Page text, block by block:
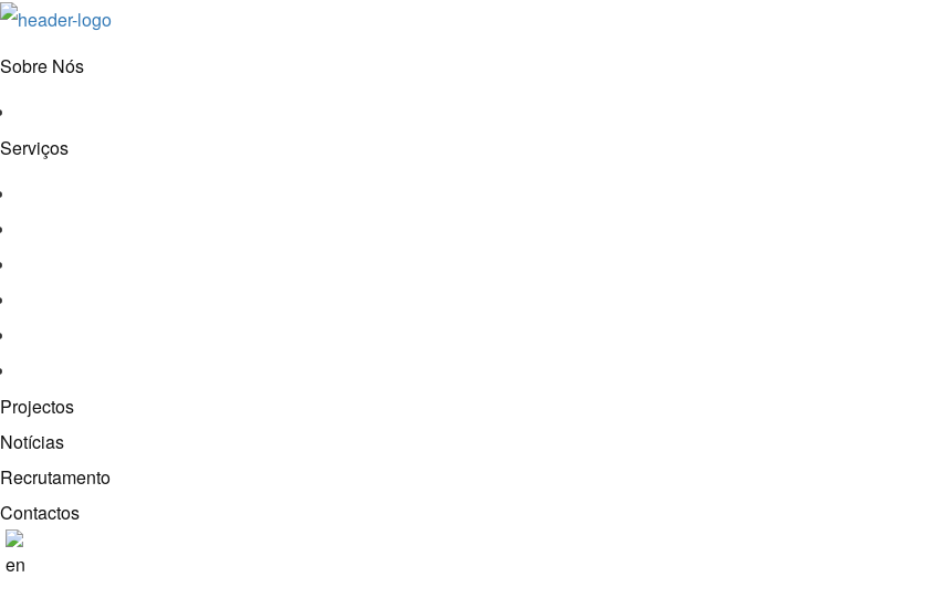
Sobre Nós
Serviços
Projectos
Notícias
Recrutamento
Contactos